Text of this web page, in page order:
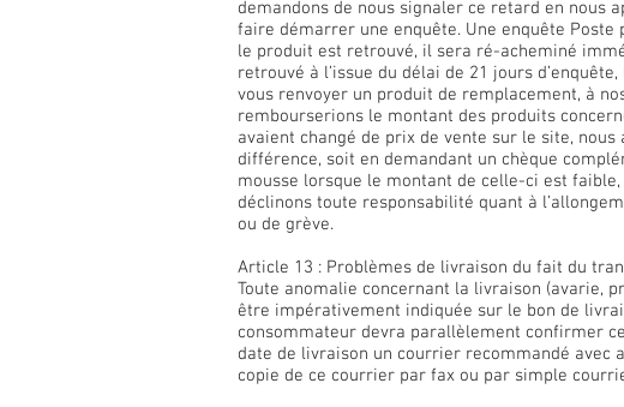
demandons de nous signaler ce retard en nous
faire démarrer une enquête. Une enquête Poste
le produit est retrouvé, il sera ré-acheminé
retrouvé à l’issue du délai de 21 jours
vous renvoyer un produit de remplacement, à
rembourserions le montant des produits
avaient changé de prix de vente sur le site,
différence, soit en demandant un chèque
mousse lorsque le montant de celle-ci est
déclinons toute responsabilité quant à
ou de grève.
Article 13 : Problèmes de livraison du fait du
Toute anomalie concernant la livraison (avarie,
être impérativement indiquée sur le bon de
consommateur devra parallèlement confirmer
date de livraison un courrier recommandé avec
copie de ce courrier par fax ou par simple